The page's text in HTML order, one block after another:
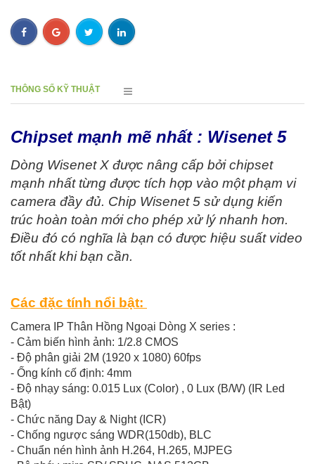
THÔNG SỐ KỸ THUẬT
Chipset mạnh mẽ nhất : Wisenet 5
Dòng Wisenet X được nâng cấp bởi chipset
mạnh nhất từng được tích hợp vào một phạm vi
camera đầy đủ. Chip Wisenet 5 sử dụng kiến
trúc hoàn toàn mới cho phép xử lý nhanh hơn.
Điều đó có nghĩa là bạn có được hiệu suất video
tốt nhất khi bạn cần.
Các đặc tính nổi bật:
Camera IP Thân Hồng Ngoại Dòng X series :
- Cảm biến hình ảnh: 1/2.8 CMOS
- Độ phân giải 2M (1920 x 1080) 60fps
- Ống kính cố định: 4mm
- Độ nhạy sáng: 0.015 Lux (Color) , 0 Lux (B/W) (IR Led
Bật)
- Chức năng Day & Night (ICR)
- Chống ngược sáng WDR(150db), BLC
- Chuẩn nén hình ảnh H.264, H.265, MJPEG